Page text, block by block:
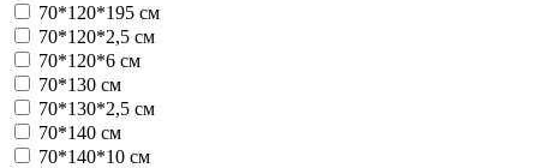
70*120*195 см
70*120*2,5 см
70*120*6 см
70*130 см
70*130*2,5 см
70*140 см
70*140*10 см